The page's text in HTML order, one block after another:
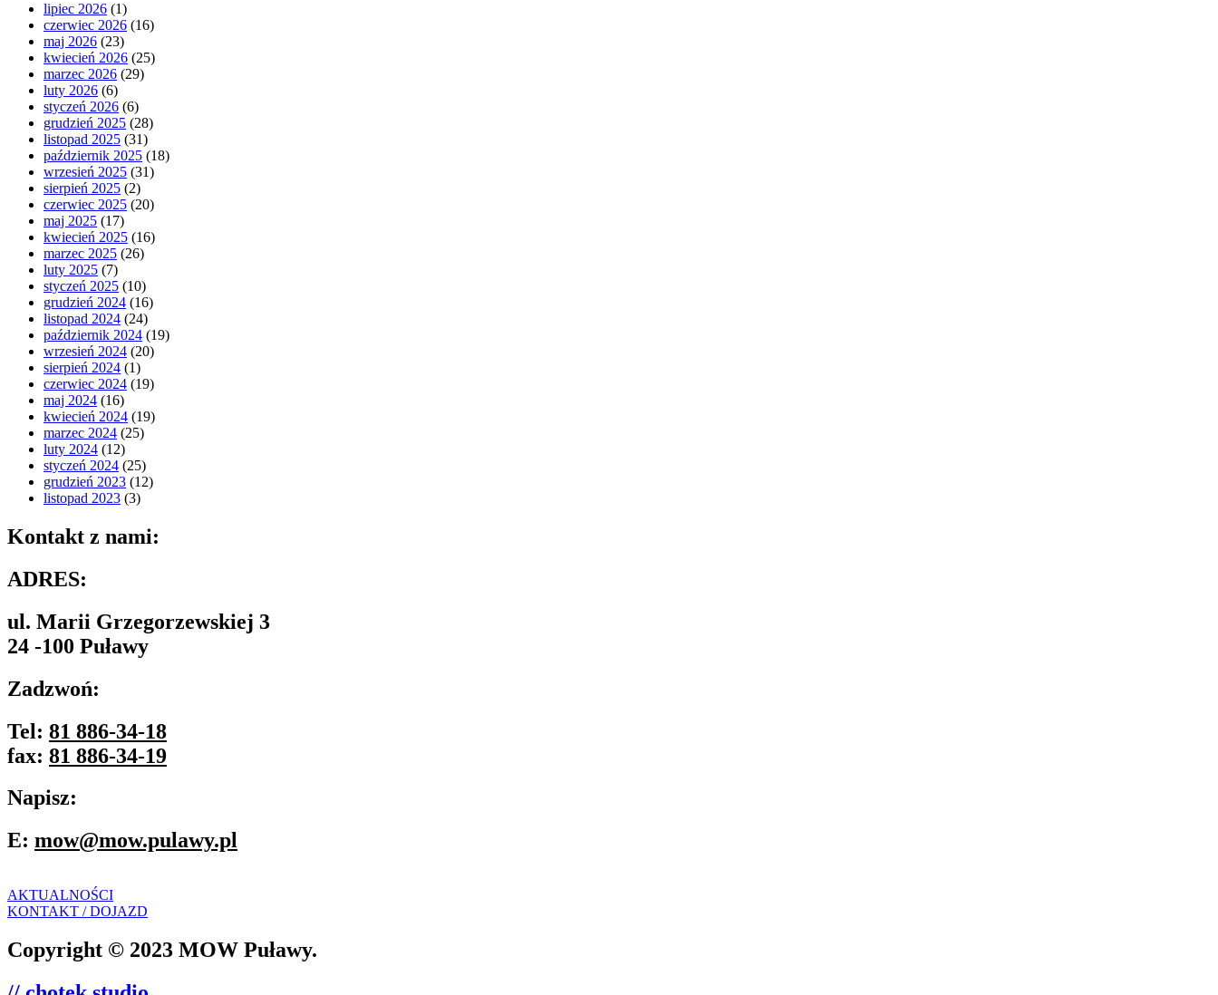
lipiec 2026 (1)
czerwiec 2026 (16)
maj 2026 (23)
kwiecień 2026 (25)
marzec 2026 (29)
luty 2026 (6)
styczeń 2026 (6)
grudzień 2025 (28)
listopad 2025 (31)
październik 2025 (18)
wrzesień 2025 (31)
sierpień 2025 (2)
czerwiec 2025 (20)
maj 2025 (17)
kwiecień 2025 (16)
marzec 2025 (26)
luty 2025 (7)
styczeń 2025 (10)
grudzień 2024 (16)
listopad 2024 (24)
październik 2024 (19)
wrzesień 2024 (20)
sierpień 2024 (1)
czerwiec 2024 (19)
maj 2024 (16)
kwiecień 2024 (19)
marzec 2024 (25)
luty 2024 (12)
styczeń 2024 (25)
grudzień 2023 (12)
listopad 2023 (3)
Kontakt z nami:
ADRES:
ul. Marii Grzegorzewskiej 3
24 -100 Puławy
Zadzwoń:
Tel: 81 886-34-18
fax: 81 886-34-19
Napisz:
E: mow@mow.pulawy.pl
AKTUALNOŚCI
KONTAKT / DOJAZD
Copyright © 2023 MOW Puławy.